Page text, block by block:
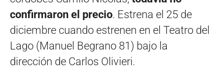
confirmaron el precio. Estrena el 25 de
diciembre cuando estrenen en el Teatro del
Lago (Manuel Begrano 81) bajo la
dirección de Carlos Olivieri.